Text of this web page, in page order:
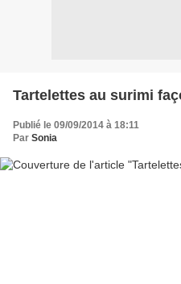
Tartelettes au surimi
Publié le 09/09/2014 à 18:11
Par Sonia